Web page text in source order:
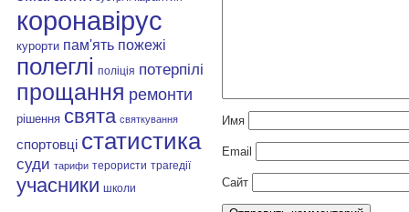
коронавірус
курорти пам'ять пожежі
полеглі поліція потерпілі
прощання ремонти
рішення свята святкування
спортовці статистика
суди тарифи терористи трагедії
учасники школи
Имя
Email
Сайт